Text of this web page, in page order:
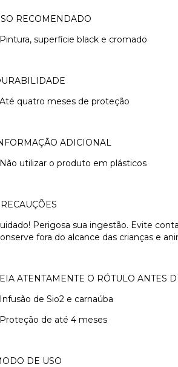
RECOMENDADO
superfície black e cromado
quatro meses de proteção
ADICIONAL
utilizar o produto em plásticos
Perigosa sua ingestão. Evite
fora do alcance das crianças e
ATENTAMENTE O RÓTULO ANTES
de Sio2 e carnaúba
de até 4 meses
DE USO